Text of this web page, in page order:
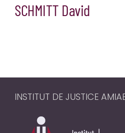
SCHMITT David
INSTITUT DE JUSTICE